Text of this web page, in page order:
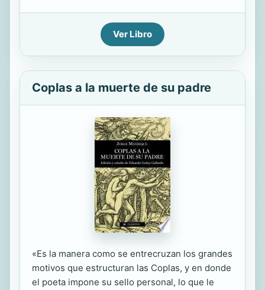
Ver Libro
Coplas a la muerte de su padre
«Es la manera como se entrecruzan los grandes
motivos que estructuran las Coplas, y en donde
el poeta impone su sello personal, lo que le